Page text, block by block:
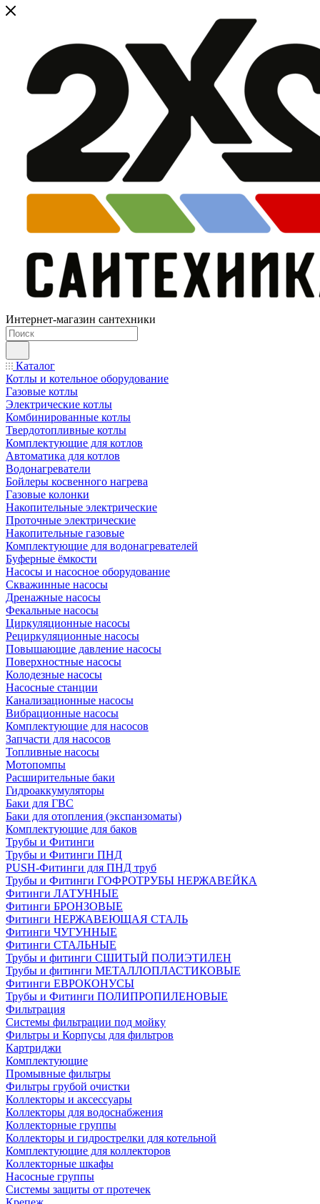
Интернет-магазин сантехники
Каталог
Котлы и котельное оборудование
Газовые котлы
Электрические котлы
Комбинированные котлы
Твердотопливные котлы
Комплектующие для котлов
Автоматика для котлов
Водонагреватели
Бойлеры косвенного нагрева
Газовые колонки
Накопительные электрические
Проточные электрические
Накопительные газовые
Комплектующие для водонагревателей
Буферные ёмкости
Насосы и насосное оборудование
Скважинные насосы
Дренажные насосы
Фекальные насосы
Циркуляционные насосы
Рециркуляционные насосы
Повышающие давление насосы
Поверхностные насосы
Колодезные насосы
Насосные станции
Канализационные насосы
Вибрационные насосы
Комплектующие для насосов
Запчасти для насосов
Топливные насосы
Мотопомпы
Расширительные баки
Гидроаккумуляторы
Баки для ГВС
Баки для отопления (экспанзоматы)
Комплектующие для баков
Трубы и Фитинги
Трубы и Фитинги ПНД
PUSH-Фитинги для ПНД труб
Трубы и Фитинги ГОФРОТРУБЫ НЕРЖАВЕЙКА
Фитинги ЛАТУННЫЕ
Фитинги БРОНЗОВЫЕ
Фитинги НЕРЖАВЕЮЩАЯ СТАЛЬ
Фитинги ЧУГУННЫЕ
Фитинги СТАЛЬНЫЕ
Трубы и фитинги СШИТЫЙ ПОЛИЭТИЛЕН
Трубы и фитинги МЕТАЛЛОПЛАСТИКОВЫЕ
Фитинги ЕВРОКОНУСЫ
Трубы и Фитинги ПОЛИПРОПИЛЕНОВЫЕ
Фильтрация
Системы фильтрации под мойку
Фильтры и Корпусы для фильтров
Картриджи
Комплектующие
Промывные фильтры
Фильтры грубой очистки
Коллекторы и аксессуары
Коллекторы для водоснабжения
Коллекторные группы
Коллекторы и гидрострелки для котельной
Комплектующие для коллекторов
Коллекторные шкафы
Насосные группы
Системы защиты от протечек